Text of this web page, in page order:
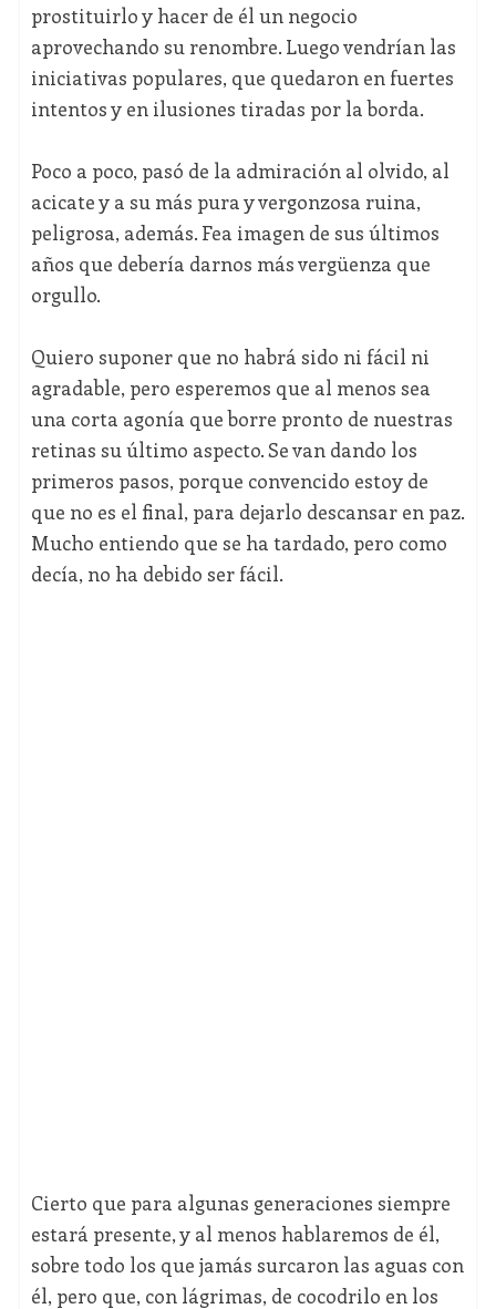
prostituirlo y hacer de él un negocio
aprovechando su renombre. Luego vendrían las
iniciativas populares, que quedaron en fuertes
intentos y en ilusiones tiradas por la borda.
Poco a poco, pasó de la admiración al olvido, al
acicate y a su más pura y vergonzosa ruina,
peligrosa, además. Fea imagen de sus últimos
años que debería darnos más vergüenza que
orgullo.
Quiero suponer que no habrá sido ni fácil ni
agradable, pero esperemos que al menos sea
una corta agonía que borre pronto de nuestras
retinas su último aspecto. Se van dando los
primeros pasos, porque convencido estoy de
que no es el final, para dejarlo descansar en paz.
Mucho entiendo que se ha tardado, pero como
decía, no ha debido ser fácil.
Cierto que para algunas generaciones siempre
estará presente, y al menos hablaremos de él,
sobre todo los que jamás surcaron las aguas con
él, pero que, con lágrimas, de cocodrilo en los